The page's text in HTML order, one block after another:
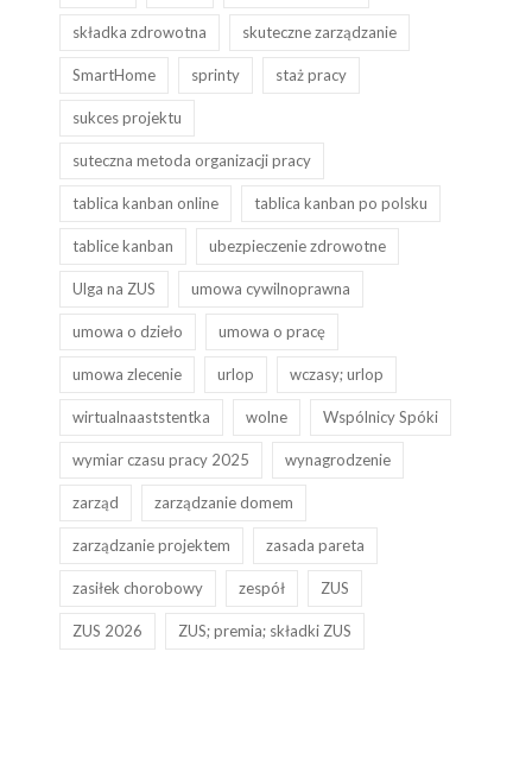
składka zdrowotna skuteczne zarządzanie
SmartHome sprinty staż pracy
sukces projektu
suteczna metoda organizacji pracy
tablica kanban online tablica kanban po polsku
tablice kanban ubezpieczenie zdrowotne
Ulga na ZUS umowa cywilnoprawna
umowa o dzieło umowa o pracę
umowa zlecenie urlop wczasy; urlop
wirtualnaaststentka wolne Wspólnicy Spóki
wymiar czasu pracy 2025 wynagrodzenie
zarząd zarządzanie domem
zarządzanie projektem zasada pareta
zasiłek chorobowy zespół ZUS
ZUS 2026 ZUS; premia; składki ZUS